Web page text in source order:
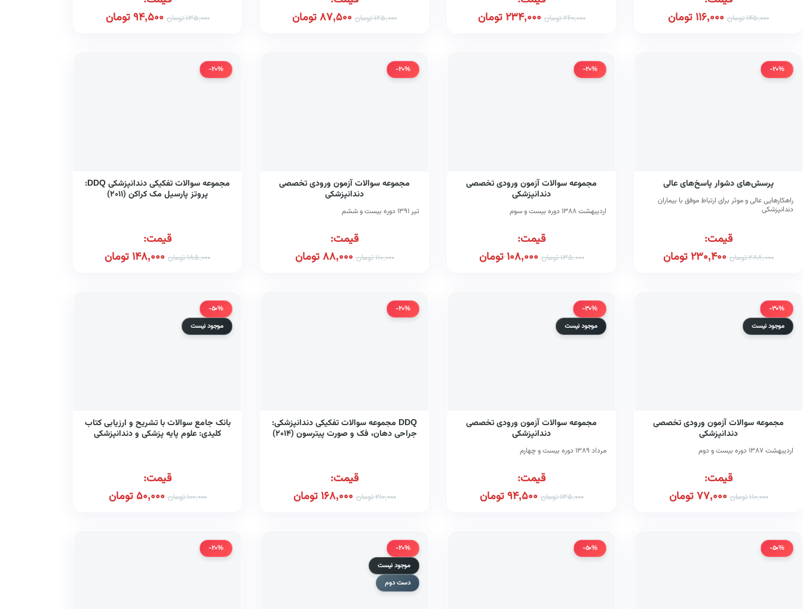
145,000تومان 116,000تومان 260,000تومان 234,000تومان 125,000تومان 87,500تومان 135,000تومان 94,500تومان
-20%
پرسش‌های دشوار پاسخ‌های عالی
راهکارهایی عالی و موثر برای ارتباط موفق با بیماران
دندانپزشکی
قیمت:
288,000تومان 230,400تومان
-20%
مجموعه سوالات آزمون ورودی تخصصی
دندانپزشکی
اردیبهشت ۱۳۸۸ دوره بیست و سوم
قیمت:
135,000تومان 108,000تومان
-20%
مجموعه سوالات آزمون ورودی تخصصی
دندانپزشکی
تیر ۱۳۹۱ دوره بیست و ششم
قیمت:
110,000تومان 88,000تومان
-20%
مجموعه سوالات تفکیکی دندانپزشکی DDQ:
پروتز پارسیل مک کراکن (۲۰۱۱)
قیمت:
185,000تومان 148,000تومان
-30%
موجود نیست
مجموعه سوالات آزمون ورودی تخصصی
دندانپزشکی
اردیبهشت ۱۳۸۷ دوره بیست و دوم
قیمت:
110,000تومان 77,000تومان
-30%
موجود نیست
مجموعه سوالات آزمون ورودی تخصصی
دندانپزشکی
مرداد ۱۳۸۹ دوره بیست و چهارم
قیمت:
135,000تومان 94,500تومان
-20%
DDQ مجموعه سوالات تفکیکی دندانپزشکی:
جراحی دهان، فک و صورت پیترسون (۲۰۱۴)
قیمت:
210,000تومان 168,000تومان
-50%
موجود نیست
بانک جامع سوالات با تشریح و ارزیابی کتاب
کلیدی: علوم پایه پزشکی و دندانپزشکی
قیمت:
100,000تومان 50,000 تومان
-50%
-50%
-20%
موجود نیست
دست دوم
-20%